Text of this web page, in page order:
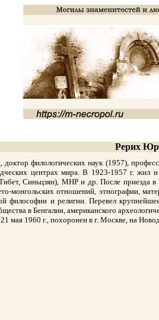
Рерих
филологических наук (1957),
центрах мира. В 1923-1957 г. жил
Синьцзян), МНР и др. После приезда
монгольских отношений, этнографии,
философии и религии. Перевел
в Бенгалии, американского
мая 1960 г., похоронен в г. Москве, на